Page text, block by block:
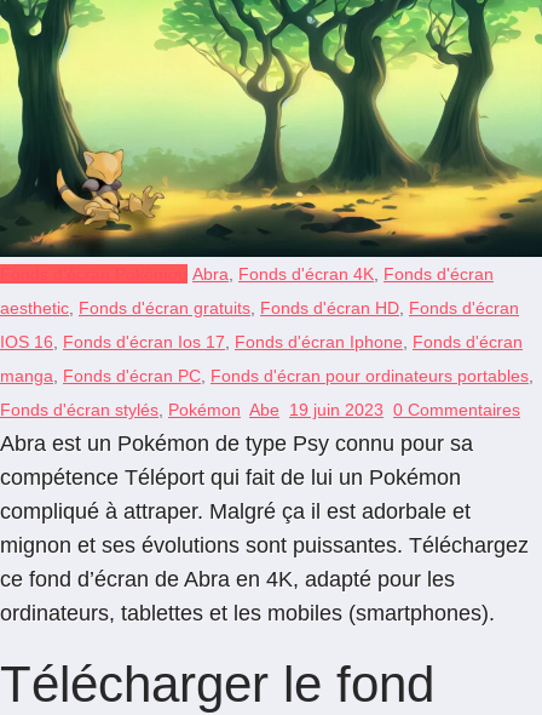
Abra, Fonds d'écran 4K, Fonds d'écran
aesthetic, Fonds d'écran gratuits, Fonds d'écran HD, Fonds d'écran
IOS 16, Fonds d'écran Ios 17, Fonds d'écran Iphone, Fonds d'écran
manga, Fonds d'écran PC, Fonds d'écran pour ordinateurs portables,
Fonds d'écran stylés, Pokémon Abe 19 juin 2023 0 Commentaires
Abra est un Pokémon de type Psy connu pour sa
compétence Téléport qui fait de lui un Pokémon
compliqué à attraper. Malgré ça il est adorbale et
mignon et ses évolutions sont puissantes. Téléchargez
ce fond d’écran de Abra en 4K, adapté pour les
ordinateurs, tablettes et les mobiles (smartphones).
Télécharger le fond